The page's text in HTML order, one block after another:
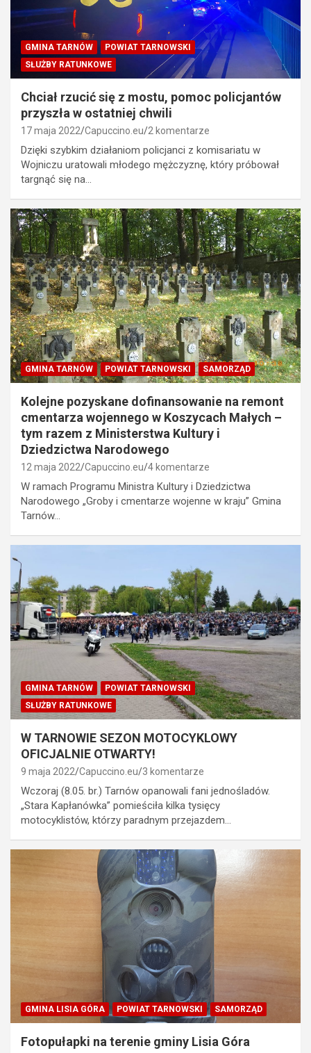
GMINA TARNÓW
POWIAT TARNOWSKI
SŁUŻBY RATUNKOWE
Chciał rzucić się z mostu, pomoc policjantów
przyszła w ostatniej chwili
17 maja 2022 Capuccino.eu 2 komentarze
Dzięki szybkim działaniom policjanci z komisariatu w
Wojniczu uratowali młodego mężczyznę, który próbował
targnąć się na…
GMINA TARNÓW POWIAT TARNOWSKI SAMORZĄD
Kolejne pozyskane dofinansowanie na remont
cmentarza wojennego w Koszycach Małych –
tym razem z Ministerstwa Kultury i
Dziedzictwa Narodowego
12 maja 2022 Capuccino.eu 4 komentarze
W ramach Programu Ministra Kultury i Dziedzictwa
Narodowego „Groby i cmentarze wojenne w kraju” Gmina
Tarnów…
GMINA TARNÓW
POWIAT TARNOWSKI
SŁUŻBY RATUNKOWE
W TARNOWIE SEZON MOTOCYKLOWY
OFICJALNIE OTWARTY!
9 maja 2022 Capuccino.eu 3 komentarze
Wczoraj (8.05. br.) Tarnów opanowali fani jednośladów.
„Stara Kapłanówka” pomieściła kilka tysięcy
motocyklistów, którzy paradnym przejazdem…
GMINA LISIA GÓRA POWIAT TARNOWSKI SAMORZĄD
Fotopułapki na terenie gminy Lisia Góra